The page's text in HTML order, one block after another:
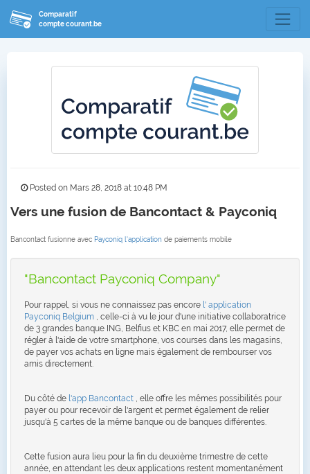
Comparatif
compte courant.be
Posted on Mars 28, 2018 at 10:48 PM
Vers une fusion de Bancontact & Payconiq
Bancontact fusionne avec Payconiq l'application de paiements mobile
"Bancontact Payconiq Company"
Pour rappel, si vous ne connaissez pas encore l' application
Payconiq Belgium , celle-ci à vu le jour d'une initiative collaboratrice
de 3 grandes banque ING, Belfius et KBC en mai 2017, elle permet de
régler à l'aide de votre smartphone, vos courses dans les magasins,
de payer vos achats en ligne mais également de rembourser vos
amis directement.
Du côté de l'app Bancontact , elle offre les mêmes possibilités pour
payer ou pour recevoir de l'argent et permet également de relier
jusqu'à 5 cartes de la même banque ou de banques différentes.
Cette fusion aura lieu pour la fin du deuxième trimestre de cette
année, en attendant les deux applications restent momentanément